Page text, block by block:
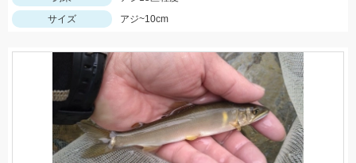
サイズ
アジ~10cm